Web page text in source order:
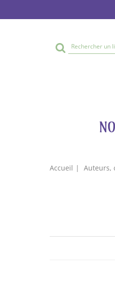
Rechercher
sur
Accueil Auteurs,